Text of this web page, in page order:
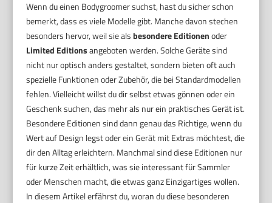
Wenn du einen Bodygroomer suchst, hast du sicher schon
bemerkt, dass es viele Modelle gibt. Manche davon stechen
besonders hervor, weil sie alsbesondere Editionenoder
Limited Editionsangeboten werden. Solche Geräte sind
nicht nur optisch anders gestaltet, sondern bieten oft auch
spezielle Funktionen oder Zubehör, die bei Standardmodellen
fehlen. Vielleicht willst du dir selbst etwas gönnen oder ein
Geschenk suchen, das mehr als nur ein praktisches Gerät ist.
Besondere Editionen sind dann genau das Richtige, wenn du
Wert auf Design legst oder ein Gerät mit Extras möchtest, die
dir den Alltag erleichtern. Manchmal sind diese Editionen nur
für kurze Zeit erhältlich, was sie interessant für Sammler
oder Menschen macht, die etwas ganz Einzigartiges wollen.
In diesem Artikel erfährst du, woran du diese besonderen